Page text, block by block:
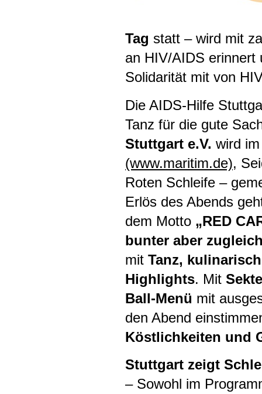
Tag statt – wird mit
an HIV/AIDS erinnert
Solidarität mit von
Die AIDS-Hilfe
Tanz für die gute
Stuttgart e.V. wird
(www.maritim.de),
Roten Schleife –
Erlös des Abends
dem Motto „RED
bunter aber
mit Tanz,
Highlights. Mit
Ball-Menü mit
den Abend
Köstlichkeiten und
Stuttgart zeigt
– Sowohl im